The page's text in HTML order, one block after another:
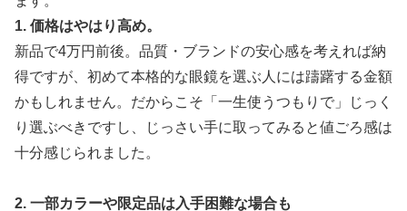
1. 価格はやはり高め。
新品で4万円前後。品質・ブランドの安心感を考えれば納
得ですが、初めて本格的な眼鏡を選ぶ人には躊躇する金額
かもしれません。だからこそ「一生使うつもりで」じっく
り選ぶべきですし、じっさい手に取ってみると値ごろ感は
十分感じられました。
2. 一部カラーや限定品は入手困難な場合も